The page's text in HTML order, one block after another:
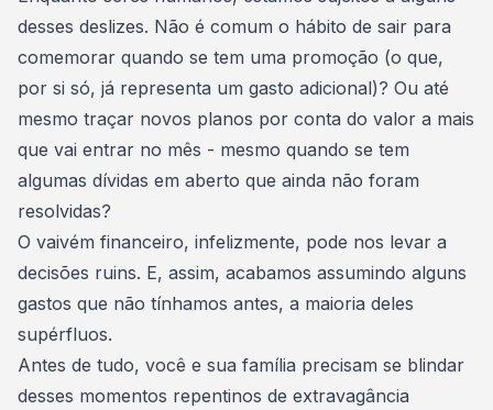
desses deslizes. Não é comum o hábito de sair para
comemorar quando se tem uma promoção (o que,
por si só, já representa um gasto adicional)? Ou até
mesmo traçar novos planos por conta do valor a mais
que vai entrar no mês - mesmo quando se tem
algumas dívidas em aberto que ainda não foram
resolvidas?
O vaivém financeiro, infelizmente, pode nos levar a
decisões ruins. E, assim, acabamos assumindo alguns
gastos que não tínhamos antes, a maioria deles
supérfluos.
Antes de tudo, você e sua família precisam se blindar
desses momentos repentinos de extravagância